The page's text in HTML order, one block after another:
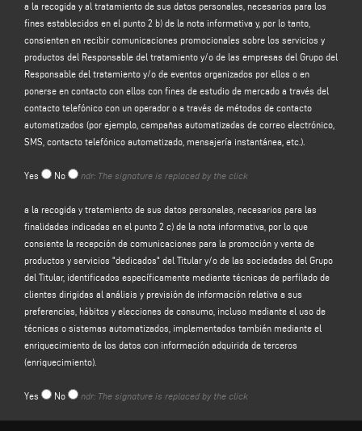
dirección de correo electrónico:dpo.voilap@amicadpo.eu
2. DATOS PERSONALES TRATADOS, FINALIDAD DEL TRATAMIENTO Y BASE
JURÍDICA
El Responsable del tratamiento tratará sus datos personales de
identificación y de contacto (tales como: nombre, apellidos, razón social,
dirección, ciudad, código postal, provincia, estado, dirección de correo
electrónico, número de teléfono) facilitados directamente por usted al
cumplimentar el formulario de recogida de datos de la sección"CONTACTOS"
"Sitio").
personales con la finalidad de:
a) responder a su mensaje o solicitud de informaciónenviada a través de
este formulario, por ejemplo, para obtener información sobre los productos o
servicios ofrecidos (incluido el envío de invitaciones gratuitas y material
informativo de la empresa), y para obtener una cotización, etc.; la base legal
para este propósito es el interés legítimo del Controlador en el sentido del
artículo 6, apartado 1, letra f), del GDPR para ser identificado en la expectativa
razonable de que usted esperaría que sus datos personales fueran
procesados por el Controlador para responder a su solicitud de contacto;
b) enviarle comunicaciones promocionales sobre los servicios y productos
a la recogida y al tratamiento de sus datos personales, necesarios para los
fines establecidos en el punto 2 b) de la nota informativa y, por lo tanto,
consienten en recibir comunicaciones promocionales sobre los servicios y
productos del Responsable del tratamiento y/o de las empresas del Grupo del
Responsable del tratamiento y/o de eventos organizados por ellos o en
ponerse en contacto con ellos con fines de estudio de mercado a través del
contacto telefónico con un operador o a través de métodos de contacto
automatizados (por ejemplo, campañas automatizadas de correo electrónico,
SMS, contacto telefónico automatizado, mensajería instantánea, etc.).
Yes No ndr: The signature is replaced by the click
a la recogida y tratamiento de sus datos personales, necesarios para las
finalidades indicadas en el punto 2 c) de la nota informativa, por lo que
consiente la recepción de comunicaciones para la promoción y venta de
productos y servicios "dedicados" del Titular y/o de las sociedades del Grupo
del Titular, identificados específicamente mediante técnicas de perfilado de
clientes dirigidas al análisis y previsión de información relativa a sus
preferencias, hábitos y elecciones de consumo, incluso mediante el uso de
técnicas o sistemas automatizados, implementados también mediante el
enriquecimiento de los datos con información adquirida de terceros
(enriquecimiento).
Yes No ndr: The signature is replaced by the click